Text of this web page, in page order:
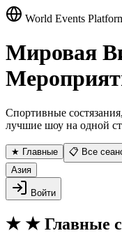
World Events
Мировая
Спортивные
лучшие шоу на одной
★ Главные 📋 Все
Азия
Войти
★ ★ Главные